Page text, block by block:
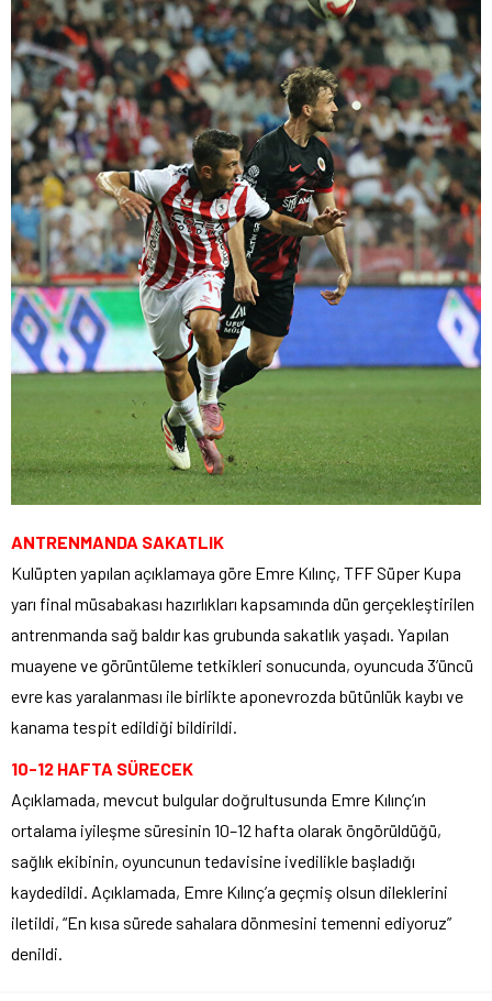
ANTRENMANDA SAKATLIK
Kulüpten yapılan açıklamaya göre Emre Kılınç, TFF Süper Kupa
yarı final müsabakası hazırlıkları kapsamında dün gerçekleştirilen
antrenmanda sağ baldır kas grubunda sakatlık yaşadı. Yapılan
muayene ve görüntüleme tetkikleri sonucunda, oyuncuda 3’üncü
evre kas yaralanması ile birlikte aponevrozda bütünlük kaybı ve
kanama tespit edildiği bildirildi.
10-12 HAFTA SÜRECEK
Açıklamada, mevcut bulgular doğrultusunda Emre Kılınç’ın
ortalama iyileşme süresinin 10–12 hafta olarak öngörüldüğü,
sağlık ekibinin, oyuncunun tedavisine ivedilikle başladığı
kaydedildi. Açıklamada, Emre Kılınç’a geçmiş olsun dileklerini
iletildi, “En kısa sürede sahalara dönmesini temenni ediyoruz”
denildi.